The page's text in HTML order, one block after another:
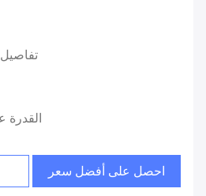
احصل على أفضل سعر